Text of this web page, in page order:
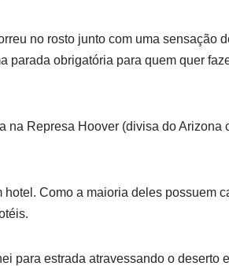
no rosto junto com uma sensação
parada obrigatória para quem quer
na Represa Hoover (divisa do Arizona
Como a maioria deles possuem
para estrada atravessando o deserto